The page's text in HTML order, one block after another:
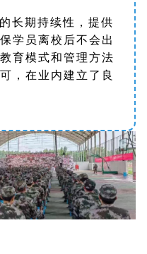
长期持续性，提供
学员离校后不会出
育模式和管理方法
，在业内建立了良